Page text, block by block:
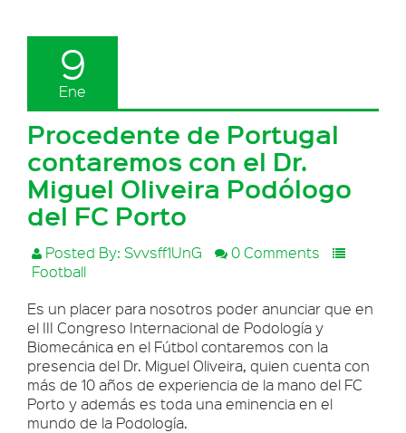
9
Ene
Procedente de Portugal
contaremos con el Dr.
Miguel Oliveira Podólogo
del FC Porto
Posted By: Svvsff1UnG
0 Comments
Football
Es un placer para nosotros poder anunciar que en
el III Congreso Internacional de Podología y
Biomecánica en el Fútbol contaremos con la
presencia del Dr. Miguel Oliveira, quien cuenta con
más de 10 años de experiencia de la mano del FC
Porto y además es toda una eminencia en el
mundo de la Podología.